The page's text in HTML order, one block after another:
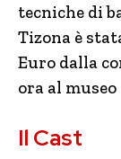
tecniche di
Tizona è
Euro dalla
ora al
Il Cast